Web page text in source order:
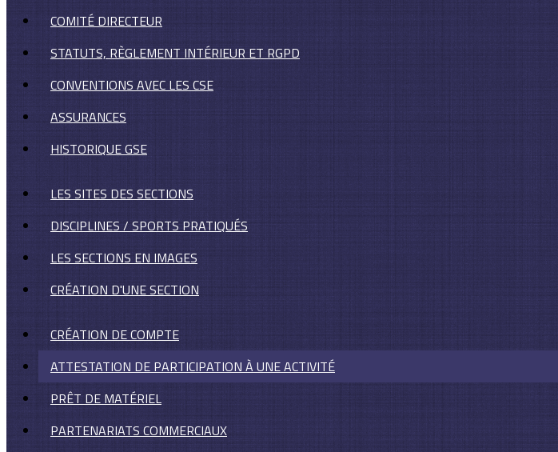
COMITÉ DIRECTEUR
STATUTS, RÈGLEMENT INTÉRIEUR ET RGPD
CONVENTIONS AVEC LES CSE
ASSURANCES
HISTORIQUE GSE
LES SITES DES SECTIONS
DISCIPLINES / SPORTS PRATIQUÉS
LES SECTIONS EN IMAGES
CRÉATION D'UNE SECTION
CRÉATION DE COMPTE
ATTESTATION DE PARTICIPATION À UNE ACTIVITÉ
PRÊT DE MATÉRIEL
PARTENARIATS COMMERCIAUX